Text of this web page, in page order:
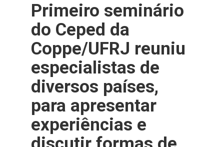
Primeiro seminário
do Ceped da
Coppe/UFRJ reuniu
especialistas de
diversos países,
para apresentar
experiências e